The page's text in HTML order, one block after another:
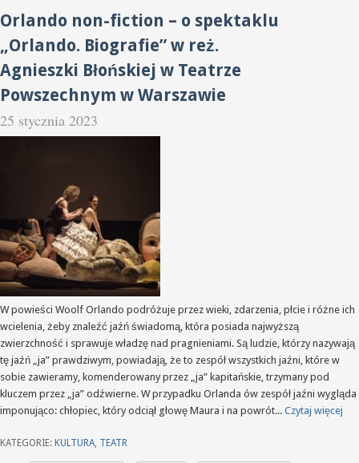
Orlando non-fiction – o spektaklu
„Orlando. Biografie” w reż.
Agnieszki Błońskiej w Teatrze
Powszechnym w Warszawie
25 stycznia 2023
W powieści Woolf Orlando podróżuje przez wieki, zdarzenia, płcie i różne ich
wcielenia, żeby znaleźć jaźń świadomą, która posiada najwyższą
zwierzchność i sprawuje władzę nad pragnieniami. Są ludzie, którzy nazywają
tę jaźń „ja” prawdziwym, powiadają, że to zespół wszystkich jaźni, które w
sobie zawieramy, komenderowany przez „ja” kapitańskie, trzymany pod
kluczem przez „ja” odźwierne. W przypadku Orlanda ów zespół jaźni wygląda
imponująco: chłopiec, który odciął głowę Maura i na powrót... Czytaj więcej
KATEGORIE: KULTURA TEATR